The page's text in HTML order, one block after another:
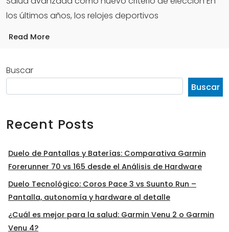
los últimos años, los relojes deportivos
Read More
Buscar
Buscar
Recent Posts
Duelo de Pantallas y Baterías: Comparativa Garmin
Forerunner 70 vs 165 desde el Análisis de Hardware
Duelo Tecnológico: Coros Pace 3 vs Suunto Run –
Pantalla, autonomía y hardware al detalle
¿Cuál es mejor para la salud: Garmin Venu 2 o Garmin
Venu 4?